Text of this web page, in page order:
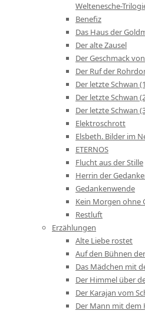
Weltenesche-
Benefiz
Das Haus der
Der alte Zausel
Der Geschmack
Der Ruf der
Der letzte Schwan
Der letzte Schwan
Der letzte Schwan
Elektroschrott
Elsbeth. Bilder im
ETERNOS
Flucht aus der Stille
Herrin der
Gedankenwende
Kein Morgen ohne
Restluft
Erzählungen
Alte Liebe rostet
Auf den Bühnen
Das Mädchen mit
Der Himmel über
Der Karajan vom
Der Mann mit